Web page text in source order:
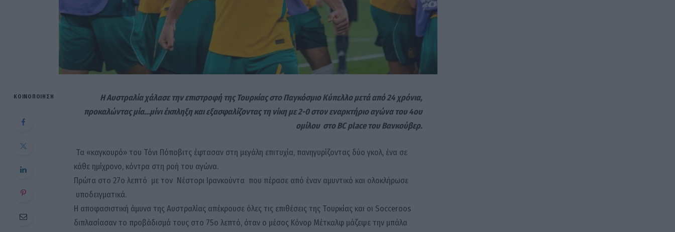
ΚΟΙΝΟΠΟΊΗΣΗ
Η Αυστραλία χάλασε την επιστροφή της Τουρκίας στo Παγκόσμιο Κύπελλο μετά από 24 χρόνια,
προκαλώντας μία…μίνι έκπληξη και εξασφαλίζοντας τη νίκη με 2-0 στον εναρκτήριο αγώνα του 4ου
ομίλου στο BC place του Βανκούβερ.
Τα «καγκουρό» του Τόνι Πόποβιτς έφτασαν στη μεγάλη επιτυχία, πανηγυρίζοντας δύο γκολ, ένα σε
κάθε ημίχρονο, κόντρα στη ροή του αγώνα.
Πρώτα στο 27ο λεπτό με τον Νέστορι Ιρανκούντα που πέρασε από έναν αμυντικό και ολοκλήρωσε
υποδειγματικά.
Η αποφασιστική άμυνα της Αυστραλίας απέκρουσε όλες τις επιθέσεις της Τουρκίας και οι Socceroos
διπλασίασαν το προβάδισμά τους στο 75ο λεπτό, όταν ο μέσος Κόνορ Μέτκαλφ μάζεψε την μπάλα